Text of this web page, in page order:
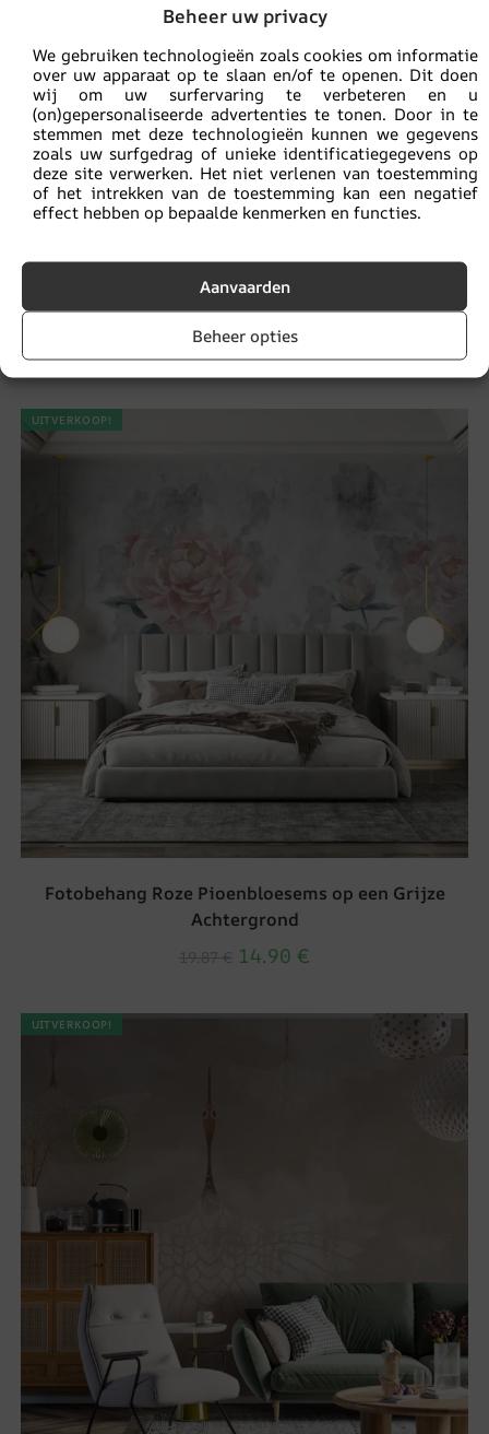
Beheer uw privacy
We gebruiken technologieën zoals cookies om informatie
over uw apparaat op te slaan en/of te openen. Dit doen
wij om uw surfervaring te verbeteren en u
(on)gepersonaliseerde advertenties te tonen. Door in te
stemmen met deze technologieën kunnen we gegevens
zoals uw surfgedrag of unieke identificatiegegevens op
deze site verwerken. Het niet verlenen van toestemming
of het intrekken van de toestemming kan een negatief
effect hebben op bepaalde kenmerken en functies.
Aanvaarden
Beheer opties
Fotobehang konijntjes in de lucht
14.90€
UITVERKOOP!
Fotobehang Roze Pioenbloesems op een Grijze
Achtergrond
14.90 €
UITVERKOOP!